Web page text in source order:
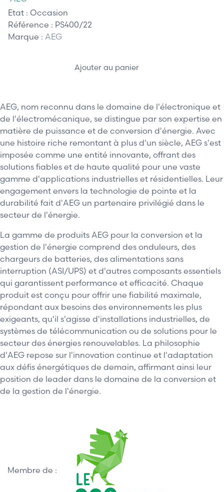
AEG, nom reconnu dans le domaine de l'électronique et
de l'électromécanique, se distingue par son expertise en
matière de puissance et de conversion d'énergie. Avec
une histoire riche remontant à plus d'un siècle, AEG s'est
imposée comme une entité innovante, offrant des
solutions fiables et de haute qualité pour une vaste
gamme d'applications industrielles et résidentielles. Leur
engagement envers la technologie de pointe et la
durabilité fait d'AEG un partenaire privilégié dans le
secteur de l'énergie.
La gamme de produits AEG pour la conversion et la
gestion de l'énergie comprend des onduleurs, des
chargeurs de batteries, des alimentations sans
interruption (ASI/UPS) et d'autres composants essentiels
qui garantissent performance et efficacité. Chaque
produit est conçu pour offrir une fiabilité maximale,
répondant aux besoins des environnements les plus
exigeants, qu'il s'agisse d'installations industrielles, de
systèmes de télécommunication ou de solutions pour le
secteur des énergies renouvelables. La philosophie
d'AEG repose sur l'innovation continue et l'adaptation
aux défis énergétiques de demain, affirmant ainsi leur
position de leader dans le domaine de la conversion et
de la gestion de l'énergie.
Etat : Occasion
Référence : PS400/22
Marque : AEG
Ajouter au panier
Membre de :